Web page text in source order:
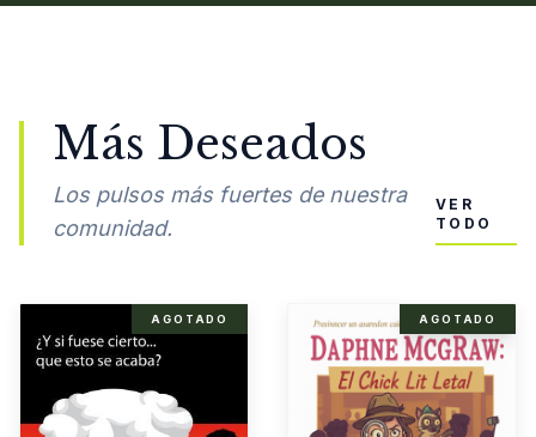
Más Deseados
Los pulsos más fuertes de nuestra
comunidad.
VER
TODO
AGOTADO AGOTADO